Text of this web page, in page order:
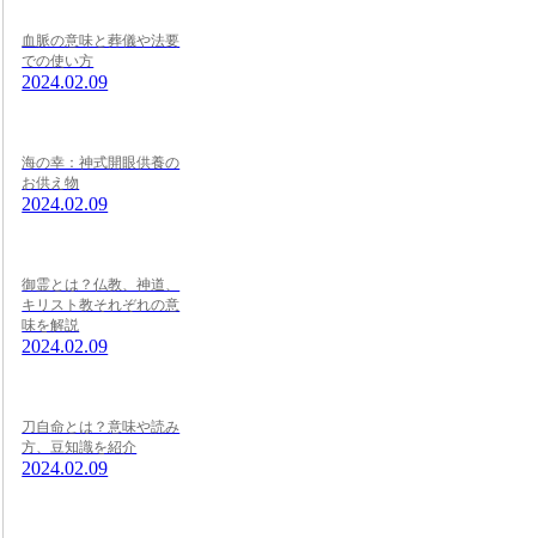
血脈の意味と葬儀や法要
での使い方
2024.02.09
海の幸：神式開眼供養の
お供え物
2024.02.09
御霊とは？仏教、神道、
キリスト教それぞれの意
味を解説
2024.02.09
刀自命とは？意味や読み
方、豆知識を紹介
2024.02.09